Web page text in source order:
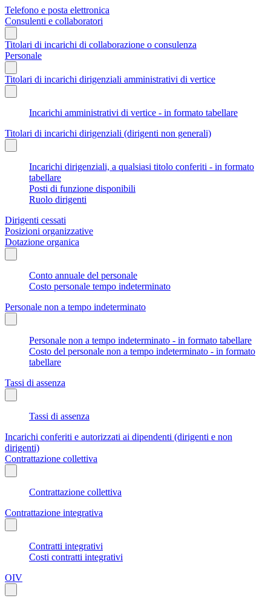
Telefono e posta elettronica
Consulenti e collaboratori
Titolari di incarichi di collaborazione o consulenza
Personale
Titolari di incarichi dirigenziali amministrativi di vertice
Incarichi amministrativi di vertice - in formato tabellare
Titolari di incarichi dirigenziali (dirigenti non generali)
Incarichi dirigenziali, a qualsiasi titolo conferiti - in formato
tabellare
Posti di funzione disponibili
Ruolo dirigenti
Dirigenti cessati
Posizioni organizzative
Dotazione organica
Conto annuale del personale
Costo personale tempo indeterminato
Personale non a tempo indeterminato
Personale non a tempo indeterminato - in formato tabellare
Costo del personale non a tempo indeterminato - in formato
tabellare
Tassi di assenza
Tassi di assenza
Incarichi conferiti e autorizzati ai dipendenti (dirigenti e non
dirigenti)
Contrattazione collettiva
Contrattazione collettiva
Contrattazione integrativa
Contratti integrativi
Costi contratti integrativi
OIV